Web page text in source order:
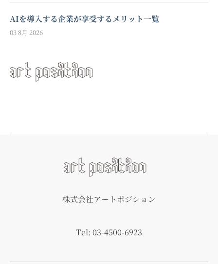
AIを導入する企業が享受するメリット一覧
03 8月 2026
株式会社アートポジション
Tel: 03-4500-6923